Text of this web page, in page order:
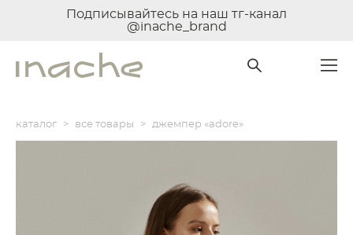
Подписывайтесь на наш тг-канал
@inache_brand
каталог > все товары > джемпер «adore»